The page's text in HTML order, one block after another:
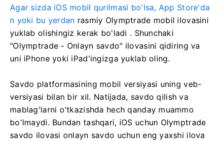
Agar sizda iOS mobil qurilmasi bo'lsa, App Store'da
n yoki bu yerdan rasmiy Olymptrade mobil ilovasini
yuklab olishingiz kerak bo'ladi . Shunchaki
"Olymptrade - Onlayn savdo" ilovasini qidiring va
uni iPhone yoki iPad'ingizga yuklab oling.
Savdo platformasining mobil versiyasi uning veb-
versiyasi bilan bir xil. Natijada, savdo qilish va
mablag'larni o'tkazishda hech qanday muammo
bo'lmaydi. Bundan tashqari, iOS uchun Olymptrade
savdo ilovasi onlayn savdo uchun eng yaxshi ilova